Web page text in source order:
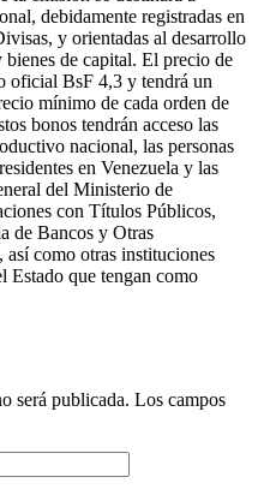
debidamente registradas en
y orientadas al desarrollo
bienes de capital. El precio de
oficial BsF 4,3 y tendrá un
mínimo de cada orden de
bonos tendrán acceso las
nacional, las personas
en Venezuela y las
del Ministerio de
con Títulos Públicos,
de Bancos y Otras
como otras instituciones
Estado que tengan como
será publicada. Los campos